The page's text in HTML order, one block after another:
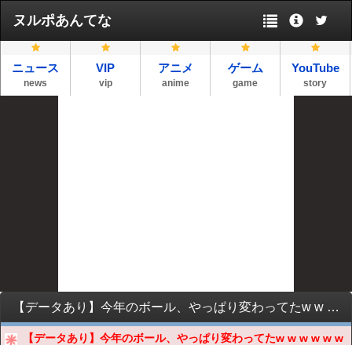
ヌルポあんてな
ニュース
news
VIP
vip
アニメ
anime
ゲーム
game
YouTube
story
【データあり】今年のボール、やっぱり変わってたw w w w w w w w w w w w w w w w w w w w w w w w w
【データあり】今年のボール、やっぱり変わってたw w w w w w